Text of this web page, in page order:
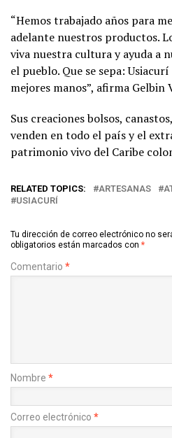
“Hemos trabajado años para
adelante nuestros productos.
viva nuestra cultura y ayuda a
el pueblo. Que se sepa:
mejores manos”, afirma Gelbin
Sus creaciones bolsos,
venden en todo el país y el
patrimonio vivo del Caribe
RELATED TOPICS: ARTESANAS
USIACURÍ
Tu dirección de correo electrónico no
obligatorios están marcados con *
Comentario *
Nombre *
Correo electrónico *